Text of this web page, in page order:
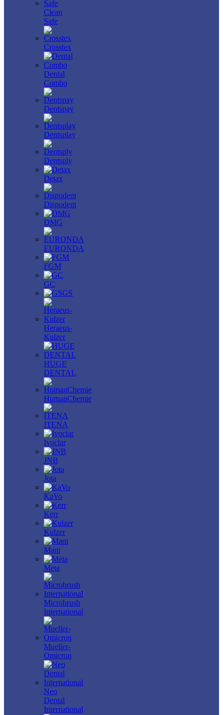
Clean
Safe
Crosstex
Dental
Combo
Dentspay
Dentsplay
Dentsply
Detax
Dispodent
DMG
EURONDA
FGM
GC
GS
Heraeus-
Kulzer
HUGE
DENTAL
HumanChemie
ITENA
Ivoclar
JNB
Jota
KaVo
Kerr
Kulzer
Mani
Meta
Microbrush
International
Mueller-
Omicron
Neo
Dental
International